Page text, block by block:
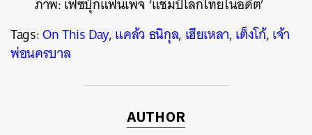
Tags:On This Day,แคล้ว ธนิกุล, เฮียเหลา,เต็งโก้,เจ้า
พ่อนครบาล
AUTHOR